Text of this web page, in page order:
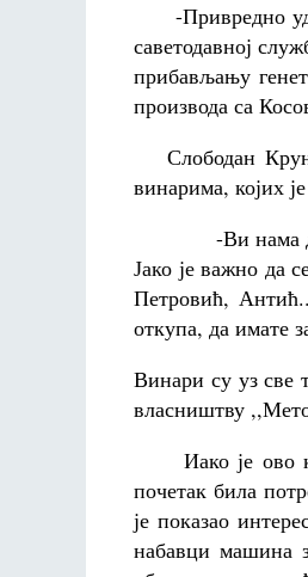
-Привредно
саветодавној
прибављању
производа са
Слободан
винарима, којих
-Ви нама да
Јако је важно да
Петровић,
откупа, да имате
Винари су уз све
власништву
Иако је ово
почетак била
је показао
набавци машина